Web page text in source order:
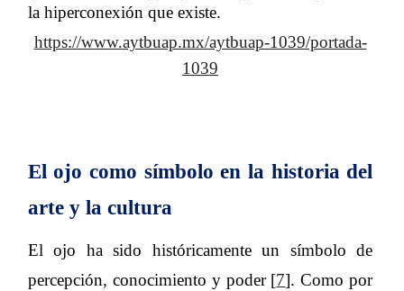
la hiperconexión que existe.
https://www.aytbuap.mx/aytbuap-1039/portada-
1039
El ojo como símbolo en la historia del
arte y la cultura
El ojo ha sido históricamente un símbolo de
percepción, conocimiento y poder [7]. Como por